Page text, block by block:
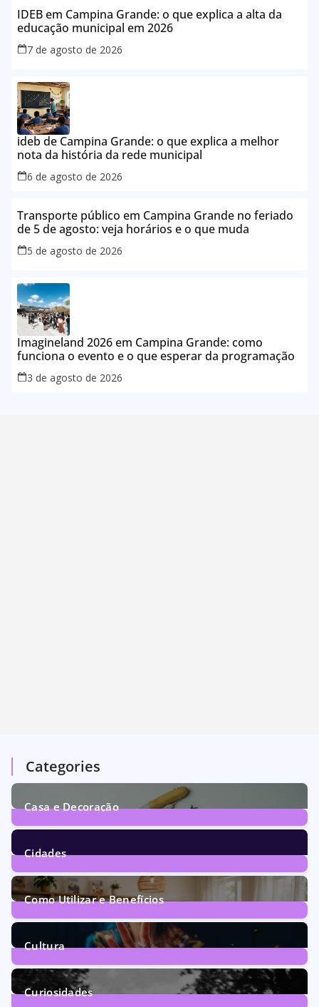
IDEB em Campina Grande: o que explica a alta da
educação municipal em 2026
7 de agosto de 2026
ideb de Campina Grande: o que explica a melhor
nota da história da rede municipal
6 de agosto de 2026
Transporte público em Campina Grande no feriado
de 5 de agosto: veja horários e o que muda
5 de agosto de 2026
Imagineland 2026 em Campina Grande: como
funciona o evento e o que esperar da programação
3 de agosto de 2026
Categories
Casa e Decoração
1Post
Cidades
72Posts
Como Utilizar e Benefícios
160Posts
Cultura
246Posts
Curiosidades